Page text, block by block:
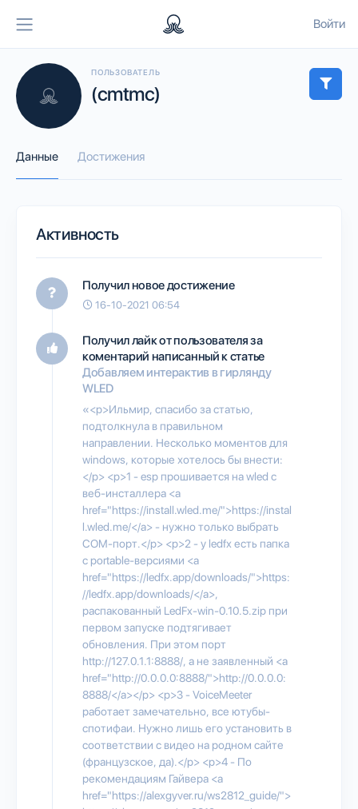
Войти
ПОЛЬЗОВАТЕЛЬ
(cmtmc)
Данные Достижения
Активность
Получил новое достижение
16-10-2021 06:54
Получил лайк от пользователяза
коментарий написанный к статье
Добавляем интерактив в гирлянду
WLED
«<p>Ильмир, спасибо за статью,
подтолкнула в правильном
направлении. Несколько моментов для
windows, которые хотелось бы внести:
</p> <p>1 - esp прошивается на wled с
веб-инсталлера <a
href="https://install.wled.me/">https://instal
l.wled.me/</a> - нужно только выбрать
COM-порт.</p> <p>2 - у ledfx есть папка
с portable-версиями <a
href="https://ledfx.app/downloads/">https:
//ledfx.app/downloads/</a>,
распакованный LedFx-win-0.10.5.zip при
первом запуске подтягивает
обновления. При этом порт
http://127.0.1.1:8888/, а не заявленный <a
href="http://0.0.0.0:8888/">http://0.0.0.0:
8888/</a></p> <p>3 - VoiceMeeter
работает замечательно, все ютубы-
спотифаи. Нужно лишь его установить в
соответствии с видео на родном сайте
(французское, да).</p> <p>4 - По
рекомендациям Гайвера <a
href="https://alexgyver.ru/ws2812_guide/">